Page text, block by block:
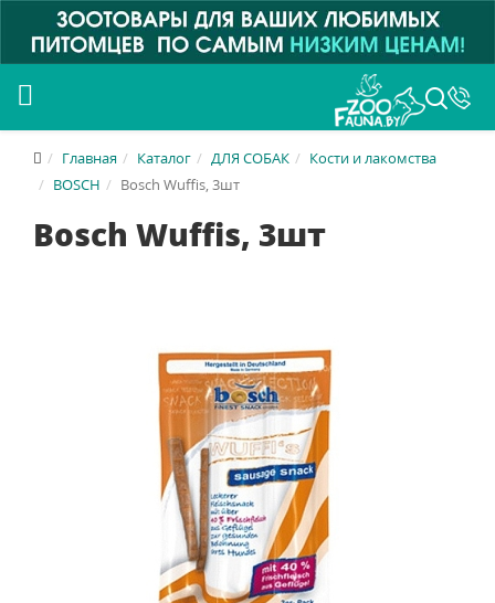
Главная Каталог ДЛЯ СОБАК
Кости и лакомства
BOSCH
Bosch Wuffis, 3шт
Bosch Wuffis, 3шт